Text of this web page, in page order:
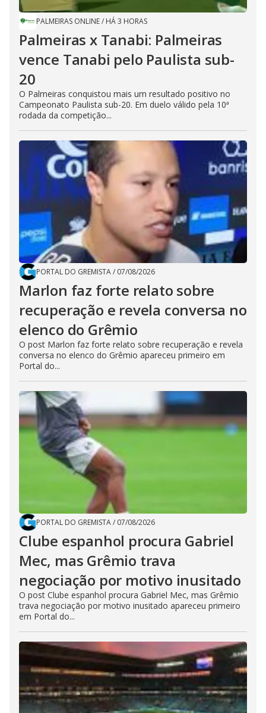
PALMEIRAS ONLINE/ HÁ 3 HORAS
Palmeiras x Tanabi: Palmeiras
vence Tanabi pelo Paulista sub-
20
O Palmeiras conquistou mais um resultado positivo no
Campeonato Paulista sub-20. Em duelo válido pela 10ª
rodada da competição...
PORTAL DO GREMISTA/ 07/08/2026
Marlon faz forte relato sobre
recuperação e revela conversa no
elenco do Grêmio
O post Marlon faz forte relato sobre recuperação e revela
conversa no elenco do Grêmio apareceu primeiro em
Portal do...
PORTAL DO GREMISTA/ 07/08/2026
Clube espanhol procura Gabriel
Mec, mas Grêmio trava
negociação por motivo inusitado
O post Clube espanhol procura Gabriel Mec, mas Grêmio
trava negociação por motivo inusitado apareceu primeiro
em Portal do...